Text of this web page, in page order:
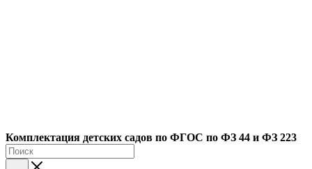
Комплектация детских садов по ФГОC по ФЗ 44 и ФЗ 223